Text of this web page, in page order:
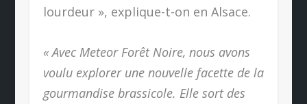
lourdeur », explique-t-on en Alsace.
« Avec Meteor Forêt Noire, nous avons
voulu explorer une nouvelle facette de la
gourmandise brassicole. Elle sort des